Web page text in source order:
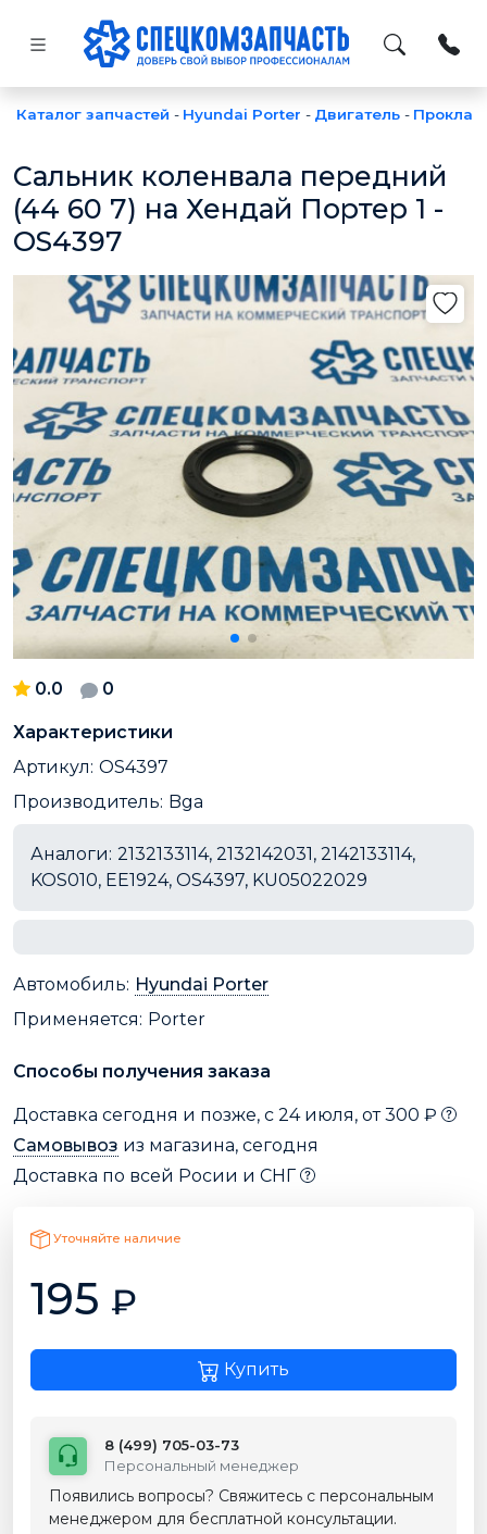
Каталог запчастей - Hyundai Porter - Двигатель -
Сальник коленвала передний
(44 60 7) на Хендай Портер 1 -
OS4397
0.0 0
Характеристики
Артикул: OS4397
Производитель: Bga
Аналоги: 2132133114, 2132142031, 2142133114,
KOS010, EE1924, OS4397, KU05022029
Автомобиль: Hyundai Porter
Применяется: Porter
Способы получения заказа
Доставка сегодня и позже, с 24 июля, от 300 ₽
Самовывоз из магазина, сегодня
Доставка по всей Росии и СНГ
Уточняйте наличие
195 ₽
Купить
8 (499) 705-03-73
Персональный менеджер
Появились вопросы? Свяжитесь с персональным
менеджером для бесплатной консультации.